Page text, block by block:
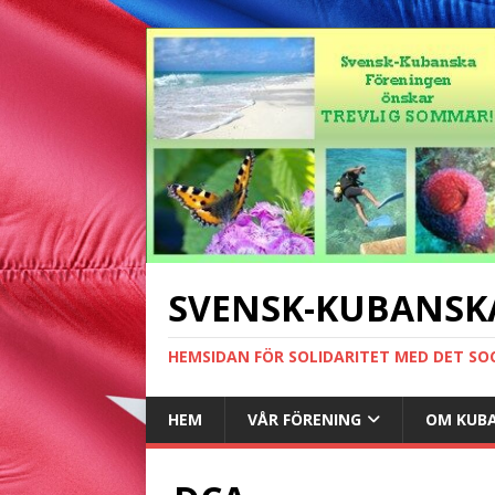
SVENSK-
HEMSIDAN FÖR SOLIDARITET MED DET
HEM VÅR FÖRENING OM